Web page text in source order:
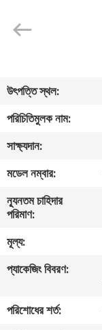
পণ্য
সম্বন্ধে
পরিদর্শন
গুণমান
CO.,LTD.
উৎপত্তি স্থল:
পরিচিতিমুলক নাম:
সাক্ষ্যদান:
মডেল নম্বার:
ন্যূনতম চাহিদার
পরিমাণ:
মূল্য:
প্যাকেজিং বিবরণ:
পরিশোধের শর্ত: